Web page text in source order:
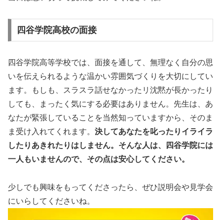
四谷学院高校の面接
四谷学院高等学校では、面接を通して、無理なく自分の思
いを伝えられるような温かい雰囲気づくりを大切にしてい
ます。もしも、スラスラ話せなかったリ沈黙が長かったり
しても、まったく気にする必要はありません。先生は、あ
なたが緊張していることを当然知っていますから、そのま
ま受け入れてくれます。 決してあなたを叱ったりイライラ
したりあきれたりはしません。そんな人は、四谷学院には
一人もいませんので、その点は安心してください。
少しでも興味をもってくださったら、ぜひ説明会や見学会
にいらしてくださいね。